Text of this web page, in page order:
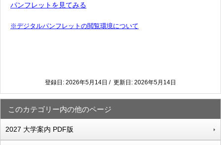
パンフレットを見てみる
※デジタルパンフレットの閲覧環境について
登録日: 2026年5月14日 / 更新日: 2026年5月14日
このカテゴリー内の他のページ
2027 大学案内 PDF版